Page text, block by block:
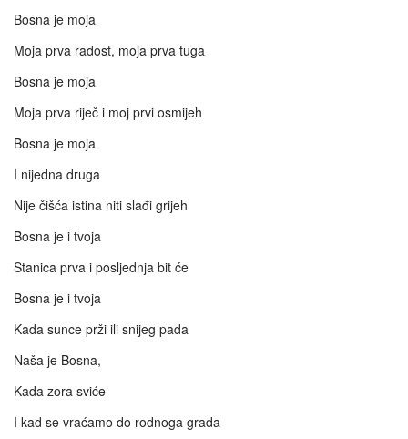
Bosna je moja
Moja prva radost, moja prva tuga
Bosna je moja
Moja prva riječ i moj prvi osmijeh
Bosna je moja
I nijedna druga
Nije čišća istina niti slađi grijeh
Bosna je i tvoja
Stanica prva i posljednja bit će
Bosna je i tvoja
Kada sunce prži ili snijeg pada
Naša je Bosna,
Kada zora sviće
I kad se vraćamo do rodnoga grada